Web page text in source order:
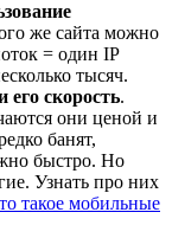
же сайта можно
= один IP
тысяч.
его скорость.
они ценой и
банят,
быстро. Но
Узнать про них
такое мобильные